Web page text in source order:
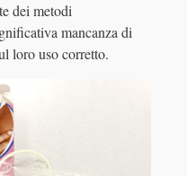
dei metodi
mancanza di
loro uso corretto.